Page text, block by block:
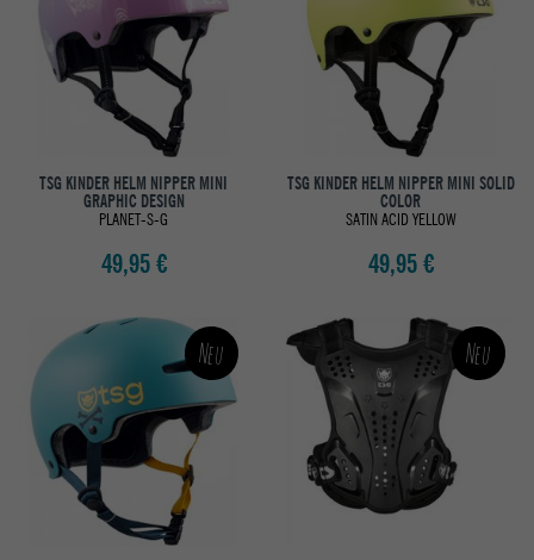
TSG KINDER HELM NIPPER MINI
GRAPHIC DESIGN
PLANET-S-G
49,95 €
TSG KINDER HELM NIPPER MINI SOLID
COLOR
SATIN ACID YELLOW
49,95 €
Neu Neu